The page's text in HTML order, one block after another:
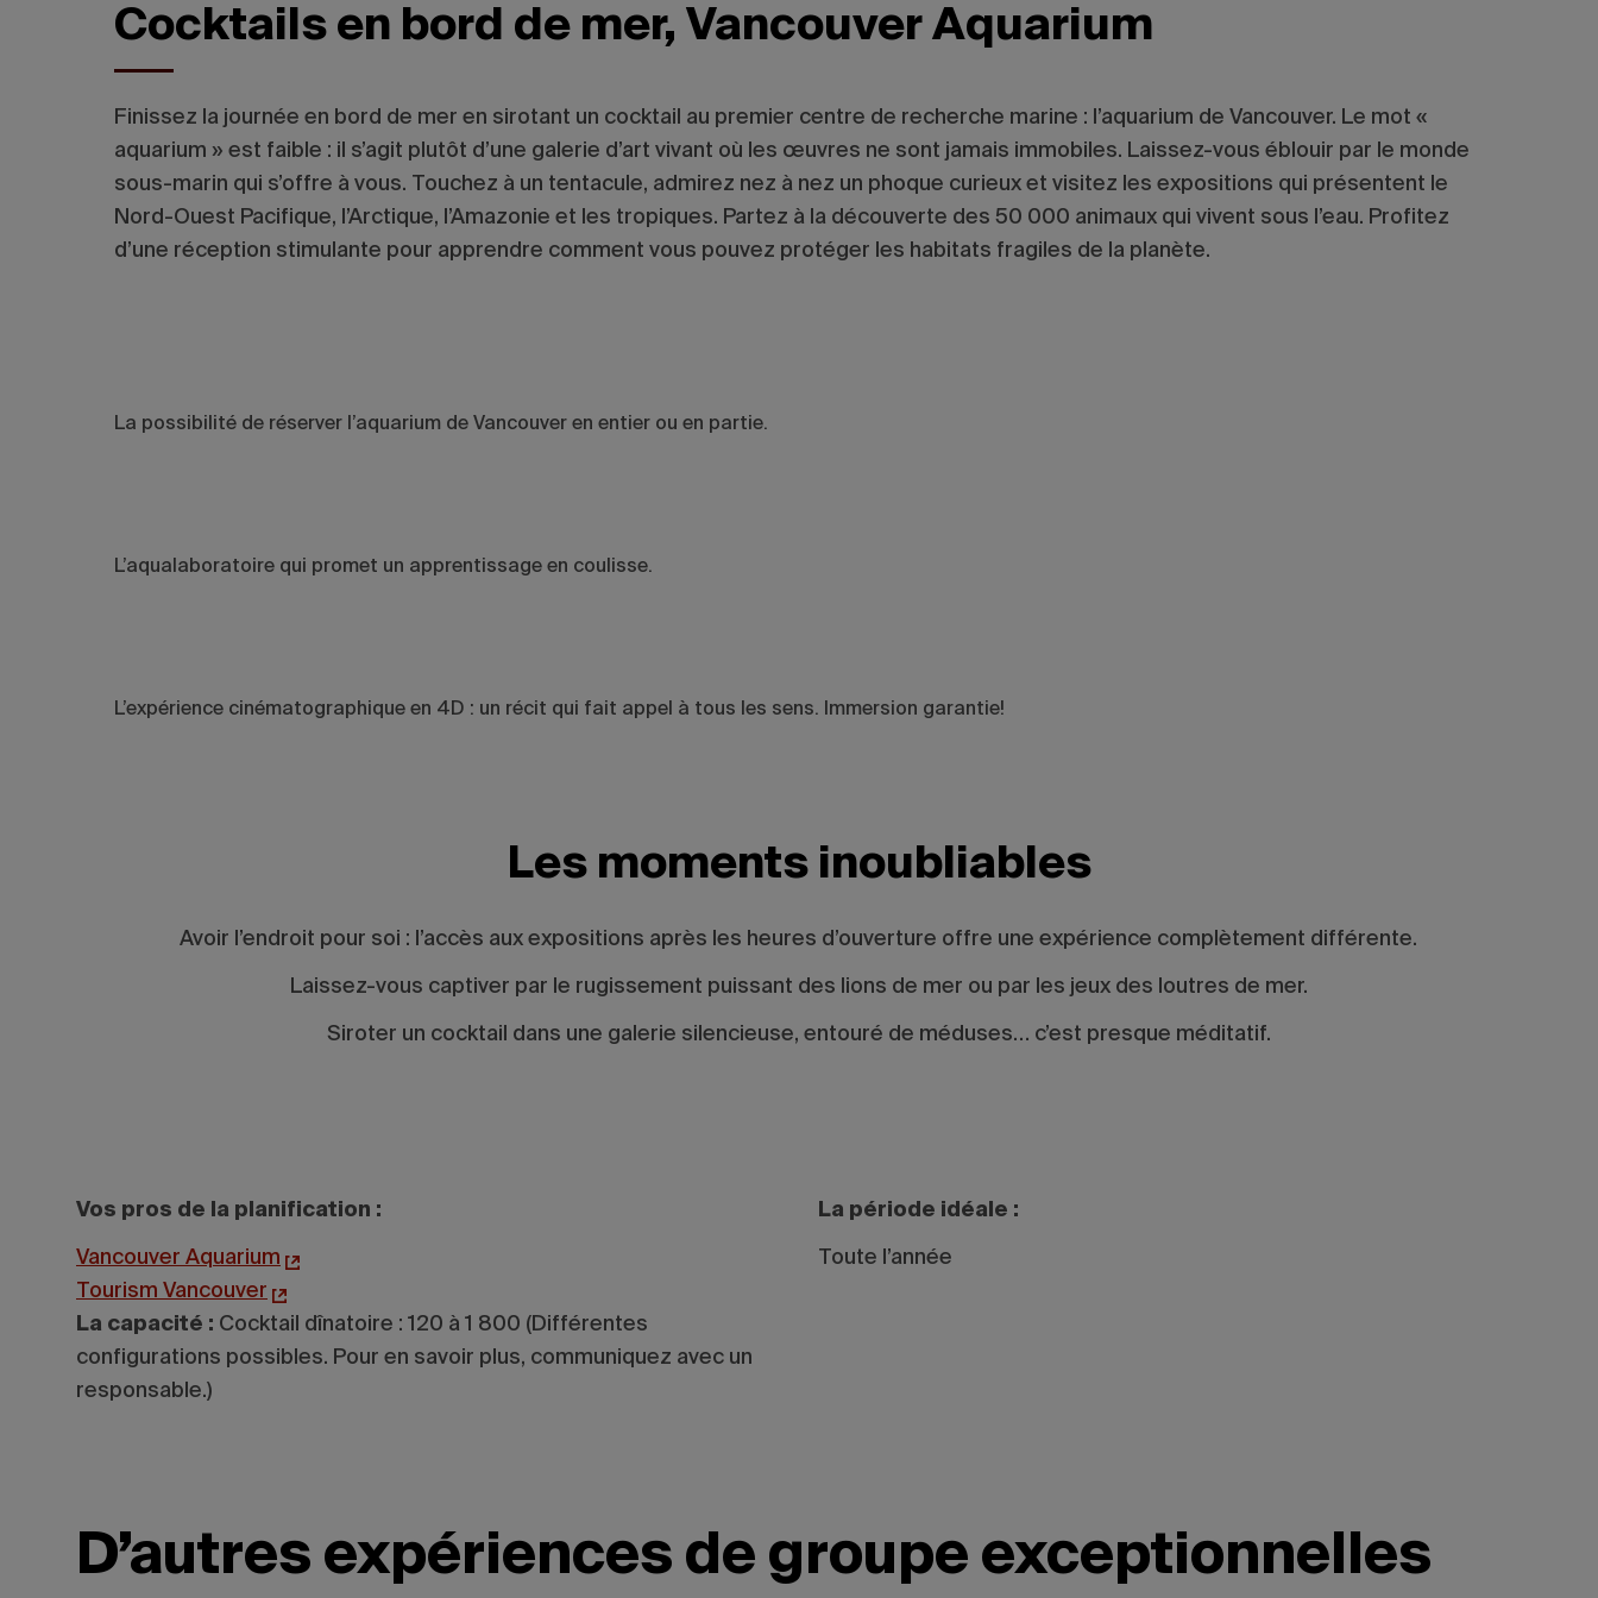
Cocktails en bord de mer, Vancouver Aquarium
Finissez la journée en bord de mer en sirotant un cocktail au premier centre de recherche marine : l’aquarium de Vancouver. Le mot «
aquarium » est faible : il s’agit plutôt d’une galerie d’art vivant où les œuvres ne sont jamais immobiles. Laissez-vous éblouir par le monde
sous-marin qui s’offre à vous. Touchez à un tentacule, admirez nez à nez un phoque curieux et visitez les expositions qui présentent le
Nord-Ouest Pacifique, l’Arctique, l’Amazonie et les tropiques. Partez à la découverte des 50 000 animaux qui vivent sous l’eau. Profitez
d’une réception stimulante pour apprendre comment vous pouvez protéger les habitats fragiles de la planète.
La possibilité de réserver l’aquarium de Vancouver en entier ou en partie.
L’aqualaboratoire qui promet un apprentissage en coulisse.
L’expérience cinématographique en 4D : un récit qui fait appel à tous les sens. Immersion garantie!
Les moments inoubliables
Avoir l’endroit pour soi : l’accès aux expositions après les heures d’ouverture offre une expérience complètement différente.
Laissez-vous captiver par le rugissement puissant des lions de mer ou par les jeux des loutres de mer.
Siroter un cocktail dans une galerie silencieuse, entouré de méduses… c’est presque méditatif.
Vos pros de la planification :
Vancouver Aquarium
Tourism Vancouver
La capacité : Cocktail dînatoire : 120 à 1 800 (Différentes
configurations possibles. Pour en savoir plus, communiquez avec un
responsable.)
La période idéale :
Toute l’année
D’autres expériences de groupe exceptionnelles